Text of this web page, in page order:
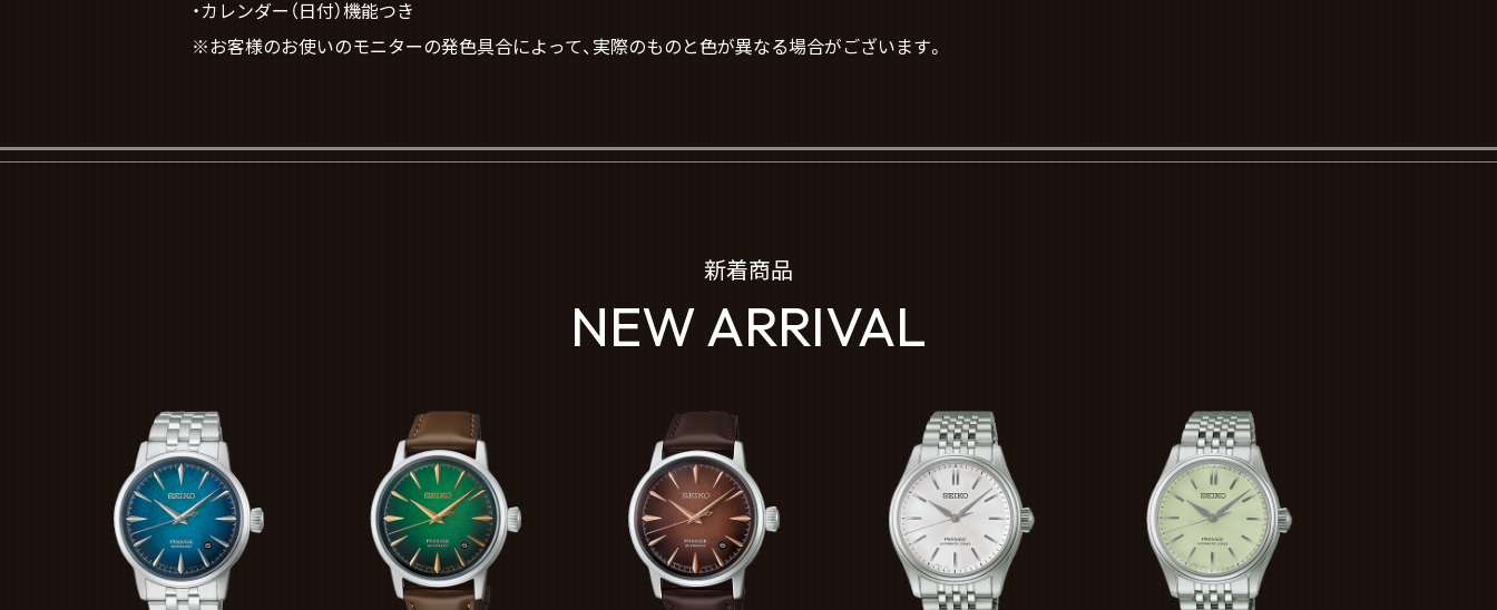
・カレンダー（日付）機能つき
※お客様のお使いのモニターの発色具合によって、実際のものと色が異なる場合がございます。
新着商品
NEW ARRIVAL